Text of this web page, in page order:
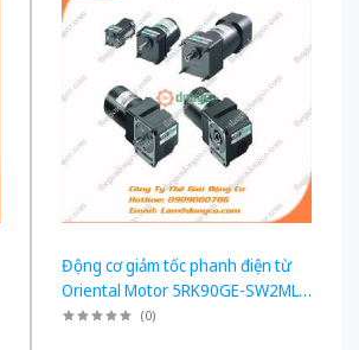
Động cơ giảm tốc phanh điện từ
Oriental Motor 5RK90GE-SW2ML +
5GE90KF công suất 60W tỉ số
(0)